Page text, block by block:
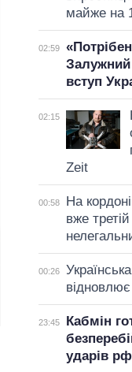
майже на
02:59
Залужний
вступ
02:15
Zeit
00:58
На
вже
00:26
23:45
Кабмін
ударів